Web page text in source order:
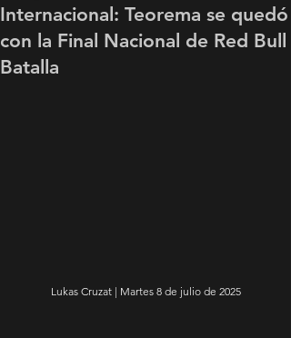
Internacional: Teorema se quedó
con la Final Nacional de Red Bull
Batalla
Lukas Cruzat | Martes 8 de julio de 2025